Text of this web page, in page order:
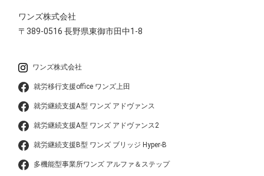
ワンズ株式会社
〒389-0516長野県東御市田中1-8
ワンズ株式会社
就労移行支援office ワンズ上田
就労継続支援A型 ワンズ アドヴァンス
就労継続支援A型 ワンズ アドヴァンス2
就労継続支援B型 ワンズ ブリッジ Hyper-B
多機能型事業所ワンズ アルファ＆ステップ